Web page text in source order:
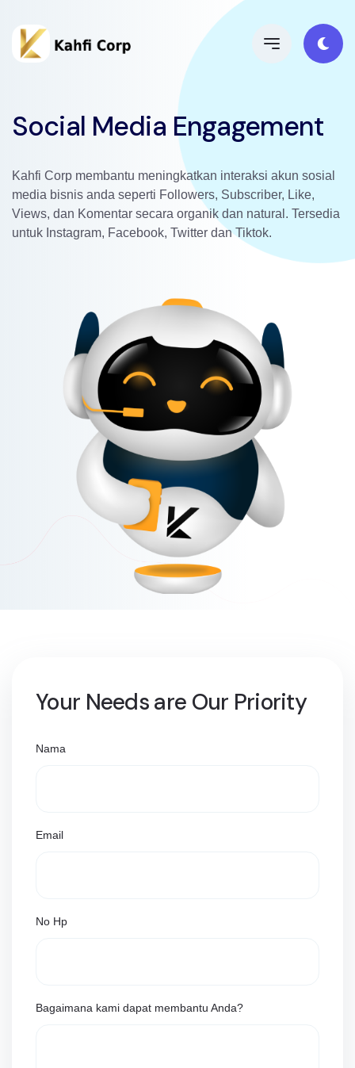
Social Media Engagement
Kahfi Corp membantu meningkatkan interaksi akun sosial
media bisnis anda seperti Followers, Subscriber, Like,
Views, dan Komentar secara organik dan natural. Tersedia
untuk Instagram, Facebook, Twitter dan Tiktok.
Your Needs are Our Priority
Nama
Email
No Hp
Bagaimana kami dapat membantu Anda?